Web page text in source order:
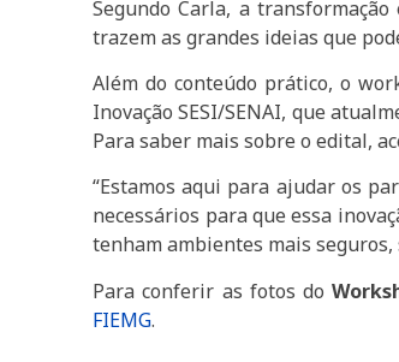
Segundo Carla, a
trazem as grandes ideias que
Além do conteúdo prático, o
Inovação SESI/SENAI, que
Para saber mais sobre o edital,
“Estamos aqui para ajudar os
necessários para que essa
tenham ambientes mais
Para conferir as fotos do
FIEMG.